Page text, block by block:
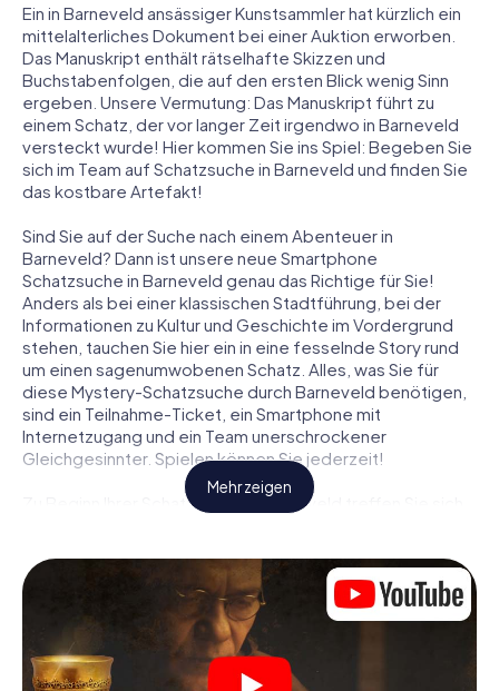
Ein in Barneveld ansässiger Kunstsammler hat kürzlich ein
mittelalterliches Dokument bei einer Auktion erworben.
Das Manuskript enthält rätselhafte Skizzen und
Buchstabenfolgen, die auf den ersten Blick wenig Sinn
ergeben. Unsere Vermutung: Das Manuskript führt zu
einem Schatz, der vor langer Zeit irgendwo in Barneveld
versteckt wurde! Hier kommen Sie ins Spiel: Begeben Sie
sich im Team auf Schatzsuche in Barneveld und finden Sie
das kostbare Artefakt!
Sind Sie auf der Suche nach einem Abenteuer in
Barneveld? Dann ist unsere neue Smartphone
Schatzsuche in Barneveld genau das Richtige für Sie!
Anders als bei einer klassischen Stadtführung, bei der
Informationen zu Kultur und Geschichte im Vordergrund
stehen, tauchen Sie hier ein in eine fesselnde Story rund
um einen sagenumwobenen Schatz. Alles, was Sie für
diese Mystery-Schatzsuche durch Barneveld benötigen,
sind ein Teilnahme-Ticket, ein Smartphone mit
Internetzugang und ein Team unerschrockener
Gleichgesinnter. Spielen können Sie jederzeit!
Zu Beginn Ihrer Schatzsuche in Barneveld treffen Sie sich
geborener Spurensucher? Wer ein waschechter
Abenteurer? Und wer hat das Zeug zum Code-Knacker?
Bei unserer Schatzsuche in Barneveld ist für jeden Spieler
die passende Rolle dabei.
Sind die Rollen verteilt, kann die Krimi-Schatzsuche durch
Mehr zeigen